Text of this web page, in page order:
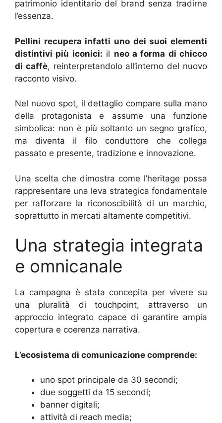
patrimonio identitario del brand senza tradirne
l’essenza.
Pellini recupera infatti uno dei suoi elementi
distintivi più iconici: il neo a forma di chicco
di caffè, reinterpretandolo all’interno del nuovo
racconto visivo.
Nel nuovo spot, il dettaglio compare sulla mano
della protagonista e assume una funzione
simbolica: non è più soltanto un segno grafico,
ma diventa il filo conduttore che collega
passato e presente, tradizione e innovazione.
Una scelta che dimostra come l’heritage possa
rappresentare una leva strategica fondamentale
per rafforzare la riconoscibilità di un marchio,
soprattutto in mercati altamente competitivi.
Una strategia integrata
e omnicanale
La campagna è stata concepita per vivere su
una pluralità di touchpoint, attraverso un
approccio integrato capace di garantire ampia
copertura e coerenza narrativa.
L’ecosistema di comunicazione comprende:
uno spot principale da 30 secondi;
due soggetti da 15 secondi;
banner digitali;
attività di reach media;